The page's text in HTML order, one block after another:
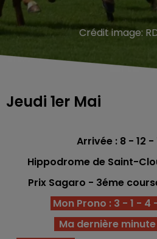
Crédit image:
Jeudi 1er Mai
Arrivée : 8 - 12
Hippodrome de Saint-
Prix Sagaro - 3éme
Mon Prono : 3 - 1 - 4
Ma dernière minute